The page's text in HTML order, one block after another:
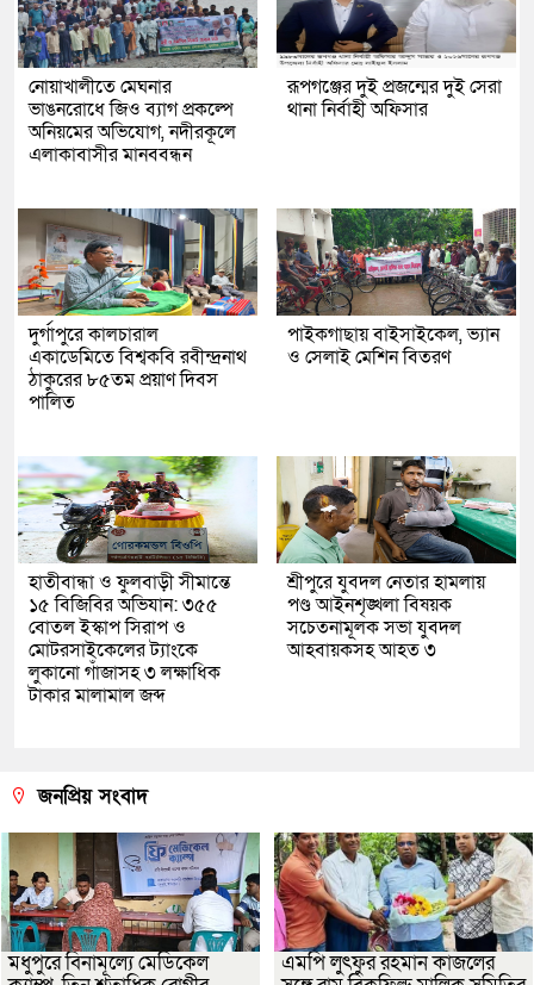
নোয়াখালীতে মেঘনার
ভাঙনরোধে জিও ব্যাগ প্রকল্পে
অনিয়মের অভিযোগ, নদীরকূলে
এলাকাবাসীর মানববন্ধন
রূপগঞ্জের দুই প্রজন্মের দুই সেরা
থানা নির্বাহী অফিসার
দুর্গাপুরে কালচারাল
একাডেমিতে বিশ্বকবি রবীন্দ্রনাথ
ঠাকুরের ৮৫তম প্রয়াণ দিবস
পালিত
পাইকগাছায় বাইসাইকেল, ভ্যান
ও সেলাই মেশিন বিতরণ
হাতীবান্ধা ও ফুলবাড়ী সীমান্তে
১৫ বিজিবির অভিযান: ৩৫৫
বোতল ইস্কাপ সিরাপ ও
মোটরসাইকেলের ট্যাংকে
লুকানো গাঁজাসহ ৩ লক্ষাধিক
টাকার মালামাল জব্দ
শ্রীপুরে যুবদল নেতার হামলায়
পণ্ড আইনশৃঙ্খলা বিষয়ক
সচেতনামূলক সভা যুবদল
আহবায়কসহ আহত ৩
জনপ্রিয় সংবাদ
মধুপুরে বিনামূল্যে মেডিকেল
এমপি লুৎফুর রহমান কাজলের